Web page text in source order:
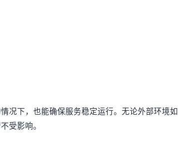
况下，也能确保服务稳定运行。无论外部环境如
受影响。